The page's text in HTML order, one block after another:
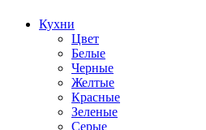
Кухни
Цвет
Белые
Черные
Желтые
Красные
Зеленые
Серые